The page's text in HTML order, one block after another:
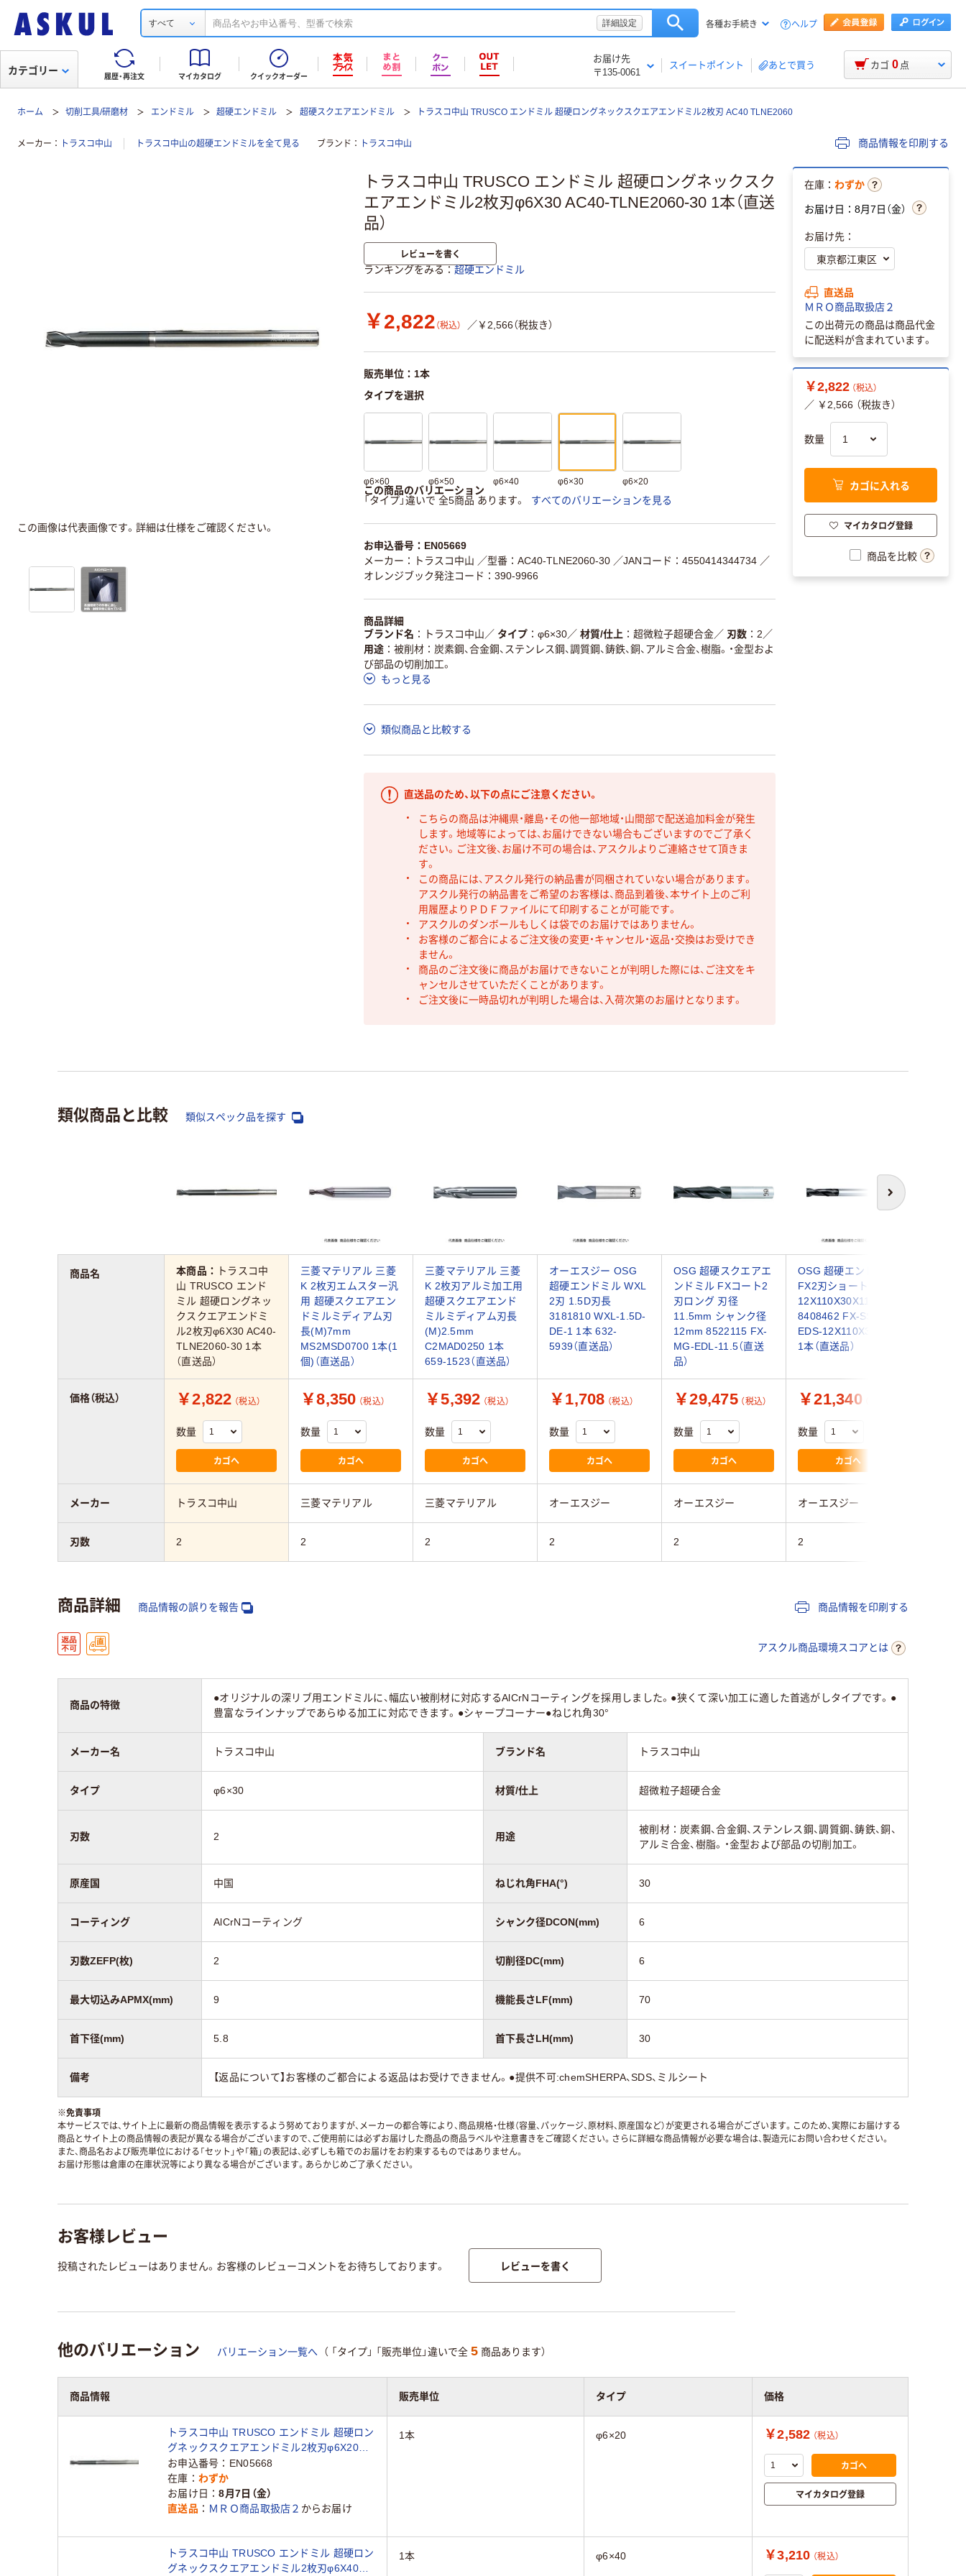
すべて 詳細設定 各種お手続き ヘルプ
履歴・再注文 マイカタログ クイックオーダー
お届け先
〒135-0061
スイートポイント あとで買う
カテゴリー カゴ 0 点
ホーム 切削工具/研磨材 エンドミル 超硬エンドミル 超硬スクエアエンドミル トラスコ中山 TRUSCO エンドミル 超硬ロングネックスクエアエンドミル2枚刃 AC40 TLNE2060
メーカー トラスコ中山 トラスコ中山の超硬エンドミルを全て見る ブランド トラスコ中山 商品情報を印刷する
トラスコ中山 TRUSCO エンドミル 超硬ロングネックスク
エアエンドミル2枚刃φ6X30 AC40-TLNE2060-30 1本（直送
品）
レビューを書く
ランキングをみる 超硬エンドミル
￥2,822 （税込） ／￥2,566（税抜き）
販売単位：1本
タイプを選択
φ6×60 φ6×50 φ6×40 φ6×30 φ6×20
この商品のバリエーション
「タイプ」違いで 全5商品 あります。
すべてのバリエーションを見る
お申込番号：EN05669
メーカー：トラスコ中山 ／型番：AC40-TLNE2060-30 ／JANコード：4550414344734 ／
オレンジブック発注コード：390-9966
商品詳細
ブランド名
トラスコ中山 ／ タイプ φ6×30／ 材質/仕上 超微粒子超硬合金／ 刃数 2 ／
用途
被削材：炭素鋼、合金鋼、ステンレス鋼、調質鋼、鋳鉄、銅、アルミ合金、樹脂。・金型およ
び部品の切削加工。
もっと見る
類似商品と比較する
直送品のため、以下の点にご注意ください。
こちらの商品は沖縄県・離島・その他一部地域・山間部で配送追加料金が発生
します。地域等によっては、お届けできない場合もございますのでご了承く
ださい。ご注文後、お届け不可の場合は、アスクルよりご連絡させて頂きま
す。
この商品には、アスクル発行の納品書が同梱されていない場合があります。
アスクル発行の納品書をご希望のお客様は、商品到着後、本サイト上のご利
用履歴よりＰＤＦファイルにて印刷することが可能です。
アスクルのダンボールもしくは袋でのお届けではありません。
お客様のご都合によるご注文後の変更・キャンセル・返品・交換はお受けでき
ません。
商品のご注文後に商品がお届けできないことが判明した際には、ご注文をキ
ャンセルさせていただくことがあります。
ご注文後に一時品切れが判明した場合は、入荷次第のお届けとなります。
この画像は代表画像です。詳細は仕様をご確認ください。
在庫： わずか
お届け日：8月7日（金）
お届け先：
直送品
ＭＲＯ商品取扱店２
この出荷元の商品は商品代金
に配送料が含まれています。
￥2,822 （税込）
／ ￥2,566 （税抜き）
数量
カゴに入れる
マイカタログ登録
商品を比較
類似商品と比較 類似スペック品を探す
次へ
本商品：
トラスコ中
山 TRUSCO エンド
ミル 超硬ロングネッ
クスクエアエンドミ
ル2枚刃φ6X30 AC40-
TLNE2060-30 1本
（直送品）
三菱マテリアル 三菱
K 2枚刃エムスター汎
用 超硬スクエアエン
ドミルミディアム刃
長(M)7mm
MS2MSD0700 1本(1
個)（直送品）
三菱マテリアル 三菱
K 2枚刃アルミ加工用
超硬スクエアエンド
ミルミディアム刃長
(M)2.5mm
C2MAD0250 1本
659-1523（直送品）
オーエスジー OSG
超硬エンドミル WXL
2刃 1.5D刃長
3181810 WXL-1.5D-
DE-1 1本 632-
5939（直送品）
OSG 超硬スクエアエ
ンドミル FXコート2
刃ロング 刃径
11.5mm シャンク径
12mm 8522115 FX-
MG-EDL-11.5（直送
品）
OSG 超硬エンドミル
FX2刃ショート
12X110X30X11
8408462 FX-SS-
EDS-12X110X30X11
1本（直送品）
￥2,822 （税込）
数量
カゴへ
￥8,350 （税込）
数量
カゴへ
￥5,392 （税込）
数量
カゴへ
￥1,708 （税込）
数量
カゴへ
￥29,475 （税込）
数量
カゴへ
￥21,340
数量
カゴへ
トラスコ中山 三菱マテリアル 三菱マテリアル オーエスジー オーエスジー オーエスジー
2 2 2 2 2 2
商品名
価格（税込）
メーカー
刃数
商品詳細 商品情報の誤りを報告 商品情報を印刷する
アスクル商品環境スコアとは
商品の特徴
●オリジナルの深リブ用エンドミルに、幅広い被削材に対応するAlCrNコーティングを採用しました。●狭くて深い加工に適した首逃がしタイプです。●
豊富なラインナップであらゆる加工に対応できます。●シャープコーナー●ねじれ角30°
メーカー名 トラスコ中山 ブランド名 トラスコ中山
タイプ φ6×30 材質/仕上 超微粒子超硬合金
刃数 2 用途
被削材：炭素鋼、合金鋼、ステンレス鋼、調質鋼、鋳鉄、銅、
アルミ合金、樹脂。・金型および部品の切削加工。
原産国 中国 ねじれ角FHA(°) 30
コーティング AlCrNコーティング シャンク径DCON(mm) 6
刃数ZEFP(枚) 2 切削径DC(mm) 6
最大切込みAPMX(mm) 9 機能長さLF(mm) 70
首下径(mm) 5.8 首下長さLH(mm) 30
備考 【返品について】お客様のご都合による返品はお受けできません。●提供不可:chemSHERPA、SDS、ミルシート
※免責事項
本サービスでは、サイト上に最新の商品情報を表示するよう努めておりますが、メーカーの都合等により、商品規格・仕様（容量、パッケージ、原材料、原産国など）が変更される場合がございます。このため、実際にお届けする
商品とサイト上の商品情報の表記が異なる場合がございますので、ご使用前には必ずお届けした商品の商品ラベルや注意書きをご確認ください。さらに詳細な商品情報が必要な場合は、製造元にお問い合わせください。
また、商品名および販売単位における「セット」や「箱」の表記は、必ずしも箱でのお届けをお約束するものではありません。
お届け形態は倉庫の在庫状況等により異なる場合がございます。あらかじめご了承ください。
お客様レビュー
投稿されたレビューはありません。お客様のレビューコメントをお待ちしております。 レビューを書く
他のバリエーション バリエーション一覧へ （ 「タイプ」 「販売単位」違いで全 5 商品あります）
商品情報 販売単位 タイプ 価格
トラスコ中山 TRUSCO エンドミル 超硬ロン
グネックスクエアエンドミル2枚刃φ6X20
AC40-TLNE2060-20 1本（直送品）
お申込番号
EN05668
在庫
わずか
お届け日
8月7日（金）
直送品
ＭＲＯ商品取扱店２ からお届け
1本 φ6×20 ￥2,582 （税込）
カゴへ
マイカタログ登録
トラスコ中山 TRUSCO エンドミル 超硬ロン
グネックスクエアエンドミル2枚刃φ6X40
1本 φ6×40 ￥3,210 （税込）